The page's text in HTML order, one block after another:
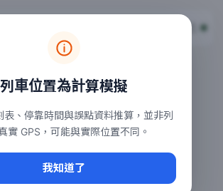
位置地圖
運行中的列車位置，涵蓋自強、普悠瑪、
、台中車站即時動態
列車位置為計算模擬
表、停靠時間與誤點資料推算，並非列
實 GPS，可能與實際位置不同。
我知道了